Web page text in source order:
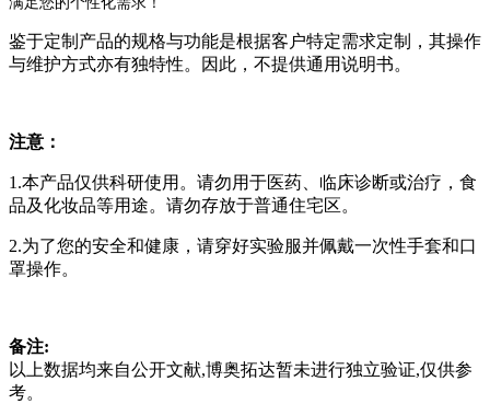
鉴于定制产品的规格与功能是根据客户特定需求定制，其操作
与维护方式亦有独特性。因此，不提供通用说明书。
注意：
1.本产品仅供科研使用。请勿用于医药、临床诊断或治疗，食
品及化妆品等用途。请勿存放于普通住宅区。
2.为了您的安全和健康，请穿好实验服并佩戴一次性手套和口
罩操作。
备注:
以上数据均来自公开文献,博奥拓达暂未进行独立验证,仅供参
考。